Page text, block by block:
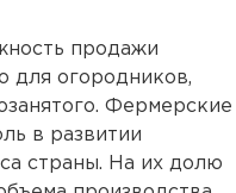
продажи
для огородников,
Фермерские
в развитии
страны. На их долю